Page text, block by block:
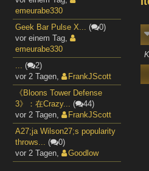
emeurabe330
Geek Bar Pulse X... (
0)
vor einem Tag,
emeurabe330
... (
2)
vor 2 Tagen,
FrankJScott
《Bloons Tower Defense
3》：在Crazy... (
44)
vor 2 Tagen,
FrankJScott
A27;ja Wilson27;s popularity
throws... (
0)
vor 2 Tagen, Goodlow